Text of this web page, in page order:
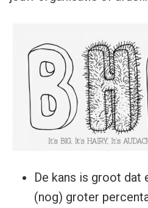
De kans is groot dat
(nog) groter